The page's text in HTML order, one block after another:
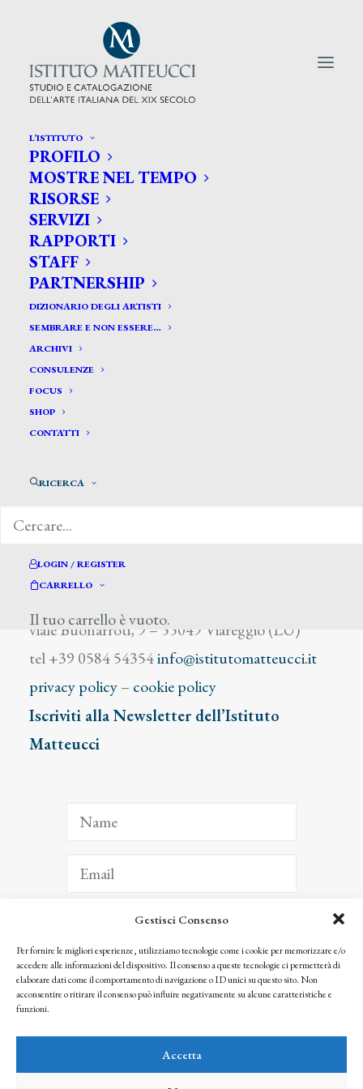
Gestisci Consenso
Per fornire le migliori esperienze, utilizziamo tecnologie come i cookie per memorizzare e/o
accedere alle informazioni del dispositivo. Il consenso a queste tecnologie ci permetterà di
elaborare dati come il comportamento di navigazione o ID unici su questo sito. Non
acconsentire o ritirare il consenso può influire negativamente su alcune caratteristiche e
funzioni.
Accetta
L’ISTITUTO
PROFILO
MOSTRE NEL TEMPO
RISORSE
SERVIZI
RAPPORTI
STAFF
PARTNERSHIP
DIZIONARIO DEGLI ARTISTI
SEMBRARE E NON ESSERE…
ARCHIVI
CONSULENZE
FOCUS
SHOP
CONTATTI
RICERCA
LOGIN / REGISTER
CARRELLO
Il tuo carrello è vuoto.
CERCA TRA GLI ARTISTI:
Search
for:
Domenighini Francesco
viale Buonarroti, 9 – 55049 Viareggio (LU)
tel +39 0584 54354info@istitutomatteucci.it
privacy policy– cookie policy
Iscriviti alla Newsletter dell’Istituto
Matteucci
ISCRIVITI
Facendo clic per iscriverti, riconosci che le tue informazioni saranno trattate
seguendo la nostra Privacy Policy
© 2025 Istituto Matteucci. All right reserved
l’autorizzazione scritta dei proprietari dei diritti e dell’Istituto Matteucci